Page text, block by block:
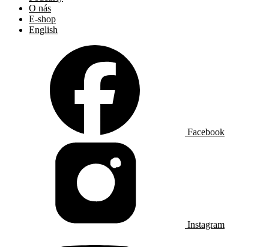
O nás
E-shop
English
Facebook
Instagram